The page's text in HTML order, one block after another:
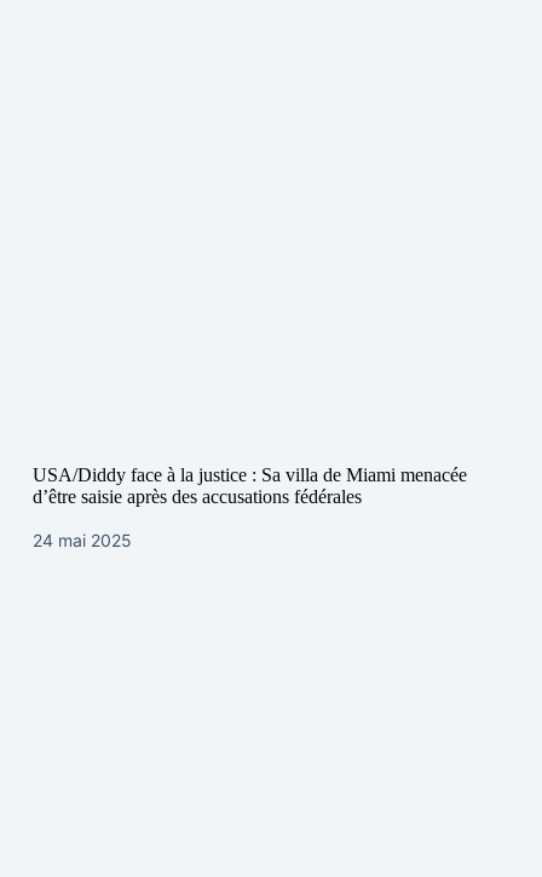
USA/Diddy face à la justice : Sa villa de Miami menacée
d’être saisie après des accusations fédérales
24 mai 2025